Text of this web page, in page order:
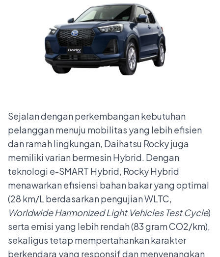
Sejalan dengan perkembangan kebutuhan
pelanggan menuju mobilitas yang lebih efisien
dan ramah lingkungan, Daihatsu Rocky juga
memiliki varian bermesin Hybrid. Dengan
teknologi e-SMART Hybrid, Rocky Hybrid
menawarkan efisiensi bahan bakar yang optimal
(28 km/L berdasarkan pengujian WLTC,
Worldwide Harmonized Light Vehicles Test Cycle)
serta emisi yang lebih rendah (83 gram CO2/km),
sekaligus tetap mempertahankan karakter
berkendara yang responsif dan menyenangkan